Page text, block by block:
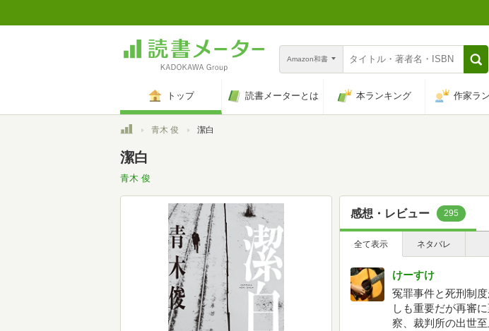
Amazon和書
トップ 読書メーターとは 本ランキング 作家ラ
トップ青木 俊 潔白
潔白
青木 俊
感想・レビュー 295
全て表示 ネタバレ
けーすけ
冤罪事件と死刑制
しも重要だが再審
察、裁判所の出世